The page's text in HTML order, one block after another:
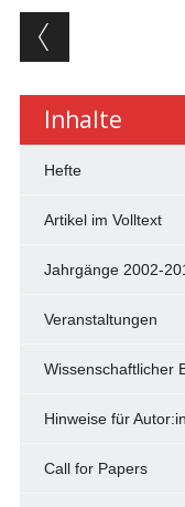
Inhalte
Hefte
Artikel im Volltext
Jahrgänge 2002-
Veranstaltungen
Wissenschaftlicher
Hinweise für
Call for Papers